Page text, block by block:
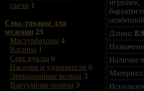
свечи 1
Секс-товары для
мужчин 23
Мастурбаторы 4
Вагины 1
Секс куклы 6
Насадки и удлинители 6
Эрекционные кольца 3
Вакуумные помпы 3
Длина:
Наличие
Материал: